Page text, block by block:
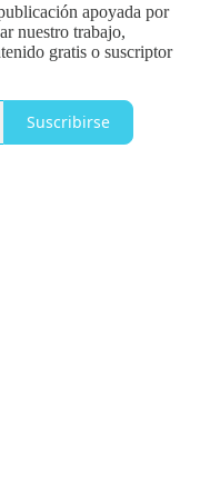
apoyada por
nuestro trabajo,
gratis o suscriptor
Suscribirse